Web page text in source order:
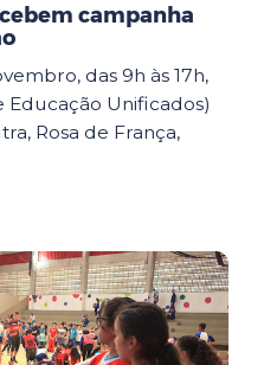
campanha
das 9h às 17h,
Educação Unificados)
Rosa de França,